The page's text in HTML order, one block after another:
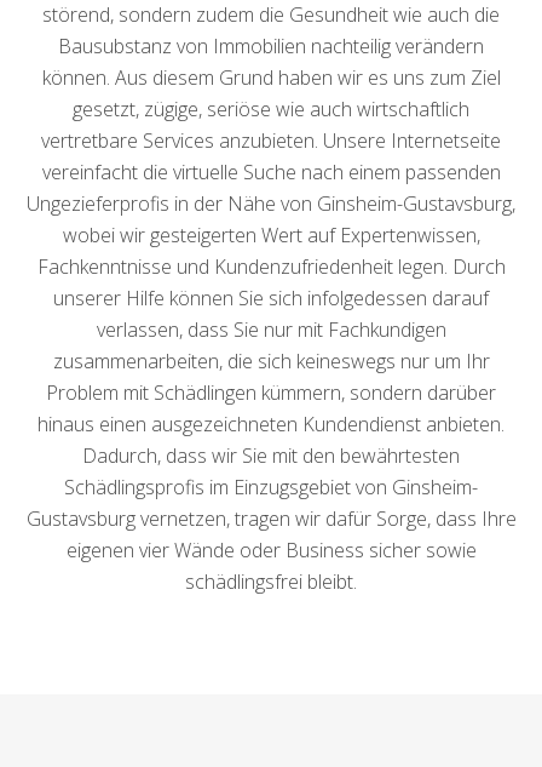
störend, sondern zudem die Gesundheit wie auch die
Bausubstanz von Immobilien nachteilig verändern
können. Aus diesem Grund haben wir es uns zum Ziel
gesetzt, zügige, seriöse wie auch wirtschaftlich
vertretbare Services anzubieten. Unsere Internetseite
vereinfacht die virtuelle Suche nach einem passenden
Ungezieferprofis in der Nähe von Ginsheim-Gustavsburg,
wobei wir gesteigerten Wert auf Expertenwissen,
Fachkenntnisse und Kundenzufriedenheit legen. Durch
unserer Hilfe können Sie sich infolgedessen darauf
verlassen, dass Sie nur mit Fachkundigen
zusammenarbeiten, die sich keineswegs nur um Ihr
Problem mit Schädlingen kümmern, sondern darüber
hinaus einen ausgezeichneten Kundendienst anbieten.
Dadurch, dass wir Sie mit den bewährtesten
Schädlingsprofis im Einzugsgebiet von Ginsheim-
Gustavsburg vernetzen, tragen wir dafür Sorge, dass Ihre
eigenen vier Wände oder Business sicher sowie
schädlingsfrei bleibt.